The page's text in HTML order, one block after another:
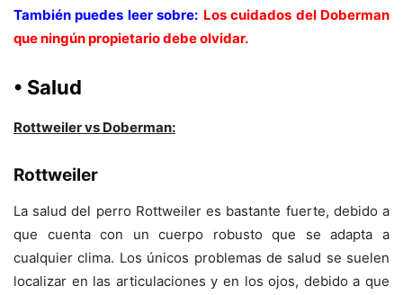
También puedes leer sobre: Los cuidados del Doberman
que ningún propietario debe olvidar.
• Salud
Rottweiler vs Doberman:
Rottweiler
La salud del perro Rottweiler es bastante fuerte, debido a
que cuenta con un cuerpo robusto que se adapta a
cualquier clima. Los únicos problemas de salud se suelen
localizar en las articulaciones y en los ojos, debido a que